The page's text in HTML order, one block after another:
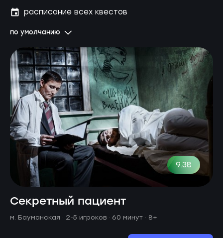
по умолчанию
расписание всех квестов
9.38
Секретный пациент
м. Бауманская · 2-5 игроков · 60 минут · 8+